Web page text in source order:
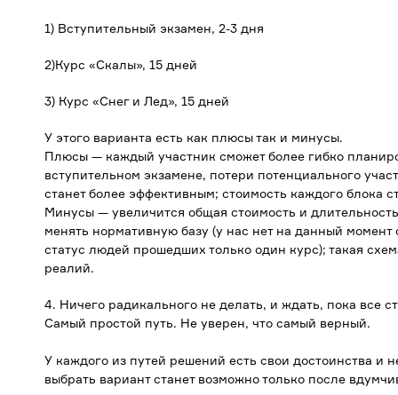
1) Вступительный экзамен, 2-3 дня
2)Курс «Скалы», 15 дней
3) Курс «Снег и Лед», 15 дней
У этого варианта есть как плюсы так и минусы.
Плюсы — каждый участник сможет более гибко
вступительном экзамене, потери потенциального
станет более эффективным; стоимость каждого блока
Минусы — увеличится общая стоимость и
менять нормативную базу (у нас нет на данный
статус людей прошедших только один курс); такая
реалий.
4. Ничего радикального не делать, и ждать, пока все
Самый простой путь. Не уверен, что самый верный.
У каждого из путей решений есть свои достоинства и
выбрать вариант станет возможно только после